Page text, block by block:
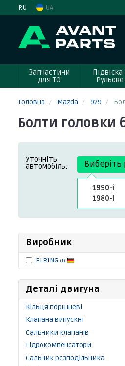
RU UA
Запчастини
для ТО
Підвіска
Рульове
Головна Mazda 929
Болти головки
Уточніть
автомобіль: Виберіть
1990-і
1980-і
Виробник
ELRING (1)
Деталі двигуна
Кільця поршневі
Клапана випускні
Сальники клапанів
Гідрокомпенсатори
Сальник розподільника